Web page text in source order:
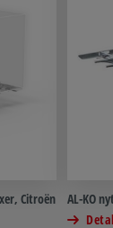
Citroën
AL-KO